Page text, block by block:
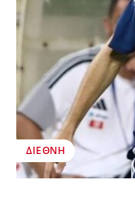
ΔΙΕΘΝΉ